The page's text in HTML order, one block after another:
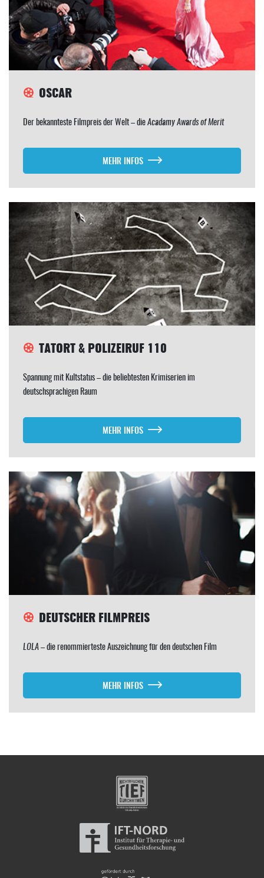
OSCAR
Der bekannteste Filmpreis der Welt – dieAcadamy Awards of Merit
MEHR INFOS
TATORT & POLIZEIRUF 110
Spannung mit Kultstatus – die beliebtesten Krimiserien im
deutschsprachigen Raum
MEHR INFOS
DEUTSCHER FILMPREIS
LOLA– die renommierteste Auszeichnung für den deutschen Film
MEHR INFOS